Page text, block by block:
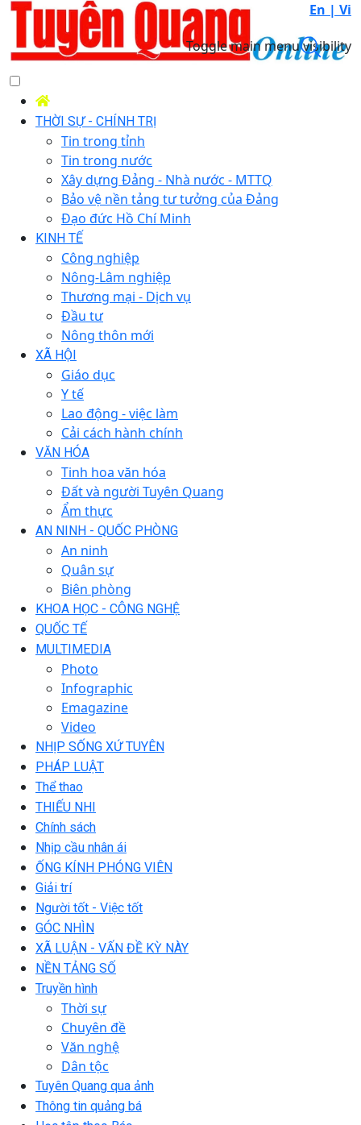
En | Vi
Toggle main menu visibility
THỜI SỰ - CHÍNH TRỊ
Tin trong tỉnh
Tin trong nước
Xây dựng Đảng - Nhà nước - MTTQ
Bảo vệ nền tảng tư tưởng của Đảng
Đạo đức Hồ Chí Minh
KINH TẾ
Công nghiệp
Nông-Lâm nghiệp
Thương mại - Dịch vụ
Đầu tư
Nông thôn mới
XÃ HỘI
Giáo dục
Y tế
Lao động - việc làm
Cải cách hành chính
VĂN HÓA
Tinh hoa văn hóa
Đất và người Tuyên Quang
Ẩm thực
AN NINH - QUỐC PHÒNG
An ninh
Quân sự
Biên phòng
KHOA HỌC - CÔNG NGHỆ
QUỐC TẾ
MULTIMEDIA
Photo
Infographic
Emagazine
Video
NHỊP SỐNG XỨ TUYÊN
PHÁP LUẬT
Thể thao
THIẾU NHI
Chính sách
Nhịp cầu nhân ái
ỐNG KÍNH PHÓNG VIÊN
Giải trí
Người tốt - Việc tốt
GÓC NHÌN
XÃ LUẬN - VẤN ĐỀ KỲ NÀY
NỀN TẢNG SỐ
Truyền hình
Thời sự
Chuyên đề
Văn nghệ
Dân tộc
Tuyên Quang qua ảnh
Thông tin quảng bá